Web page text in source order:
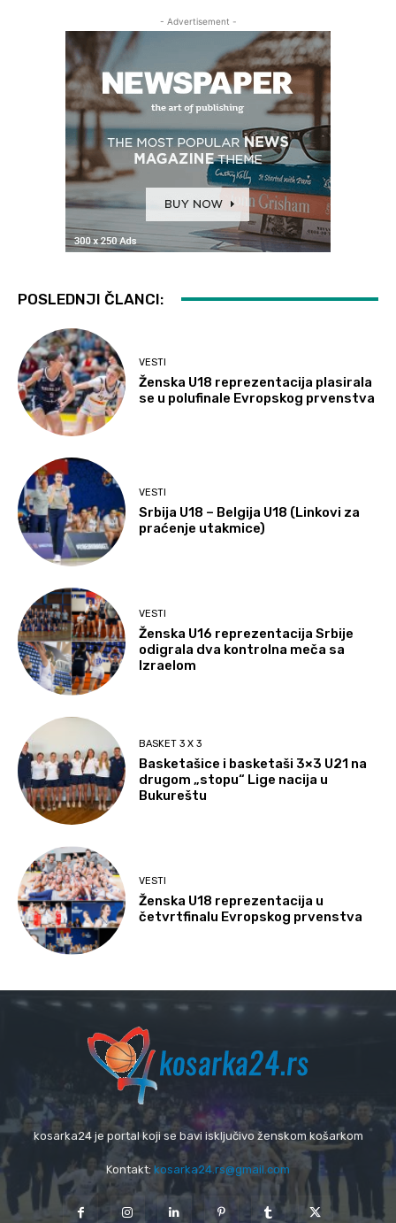
- Advertisement -
POSLEDNJI ČLANCI:
VESTI
Ženska U18 reprezentacija plasirala
se u polufinale Evropskog prvenstva
VESTI
Srbija U18 – Belgija U18 (Linkovi za
praćenje utakmice)
VESTI
Ženska U16 reprezentacija Srbije
odigrala dva kontrolna meča sa
Izraelom
BASKET 3 X 3
Basketašice i basketaši 3×3 U21 na
drugom „stopu“ Lige nacija u
Bukureštu
VESTI
Ženska U18 reprezentacija u
četvrtfinalu Evropskog prvenstva
kosarka24 je portal koji se bavi isključivo ženskom košarkom
Kontakt: kosarka24.rs@gmail.com